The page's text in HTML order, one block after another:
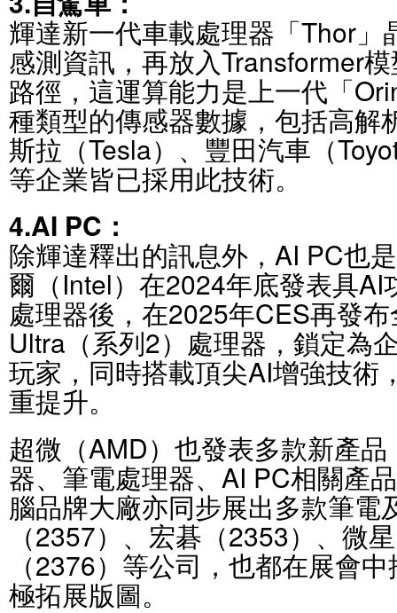
輝達新一代車載處理器「Thor」
感測資訊，再放入Transformer
路徑，這運算能力是上一代「
種類型的傳感器數據，包括高解
斯拉（Tesla）、豐田汽車（
等企業皆已採用此技術。
4.AI PC：
除輝達釋出的訊息外，AI PC也
爾（Intel）在2024年底發表具
處理器後，在2025年CES再發
Ultra（系列2）處理器，鎖定為
玩家，同時搭載頂尖AI增強技術
重提升。
超微（AMD）也發表多款新產
器、筆電處理器、AI PC相關產
腦品牌大廠亦同步展出多款筆電
（2357）、宏碁（2353）、微
（2376）等公司，也都在展會
極拓展版圖。